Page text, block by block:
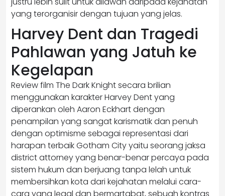
yang terorganisir dengan tujuan yang jelas.
Harvey Dent dan Tragedi
Pahlawan yang Jatuh ke
Kegelapan
Review film The Dark Knight secara brilian
menggunakan karakter Harvey Dent yang
diperankan oleh Aaron Eckhart dengan
penampilan yang sangat karismatik dan penuh
dengan optimisme sebagai representasi dari
harapan terbaik Gotham City yaitu seorang jaksa
district attorney yang benar-benar percaya pada
sistem hukum dan berjuang tanpa lelah untuk
membersihkan kota dari kejahatan melalui cara-
cara yang legal dan bermartabat, sebuah kontras